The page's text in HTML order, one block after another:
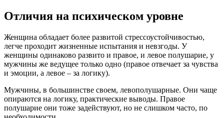
Отличия на психическом уровне
Женщина обладает более развитой стрессоустойчивостью,
легче проходит жизненные испытания и невзгоды. У
женщины одинаково развито и правое, и левое полушарие, у
мужчины же ведущее только одно (правое отвечает за чувства
и эмоции, а левое – за логику).
Мужчины, в большинстве своем, левополушарные. Они чаще
опираются на логику, практические выводы. Правое
полушарие они тоже задействуют, но не слишком часто, по